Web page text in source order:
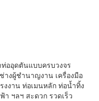
ออุดตันแบบครบวงจร
างผู้ชำนาญงาน เครื่องมือ
งงาน ท่อเมนหลัก ท่อน้ำทิ้ง
ฯลฯ สะดวก รวดเร็ว